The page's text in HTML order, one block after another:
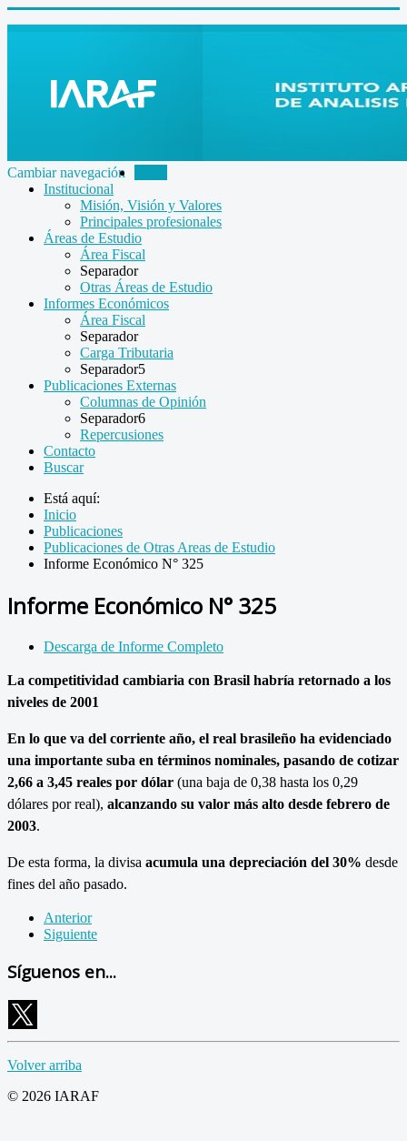
Cambiar navegación
Institucional
Misión, Visión y Valores
Principales profesionales
Áreas de Estudio
Área Fiscal
Separador
Otras Áreas de Estudio
Informes Económicos
Área Fiscal
Separador
Carga Tributaria
Separador5
Publicaciones Externas
Columnas de Opinión
Separador6
Repercusiones
Contacto
Buscar
Está aquí:
Inicio
Publicaciones
Publicaciones de Otras Areas de Estudio
Informe Económico N° 325
Informe Económico N° 325
Descarga de Informe Completo
La competitividad cambiaria con Brasil habría retornado a los
niveles de 2001
En lo que va del corriente año, el real brasileño ha evidenciado
una importante suba en términos nominales, pasando de cotizar
2,66 a 3,45 reales por dólar (una baja de 0,38 hasta los 0,29
dólares por real), alcanzando su valor más alto desde febrero de
2003.
De esta forma, la divisa acumula una depreciación del 30% desde
fines del año pasado.
Anterior
Siguiente
Síguenos en...
Volver arriba
© 2026 IARAF